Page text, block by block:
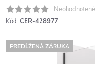
Neohodnotené
Kód: CER-428977
PREDĹŽENÁ ZÁRUKA